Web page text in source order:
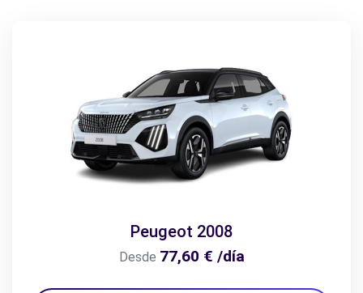
Peugeot 2008
Desde 77,60 € /día